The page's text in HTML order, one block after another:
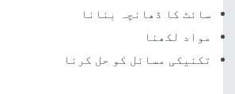
سائٹ کا ڈھانچہ بنانا
مواد لکھنا
تکنیکی مسائل کو حل کرنا